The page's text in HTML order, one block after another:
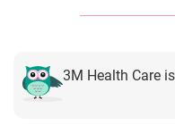
3M Health Care